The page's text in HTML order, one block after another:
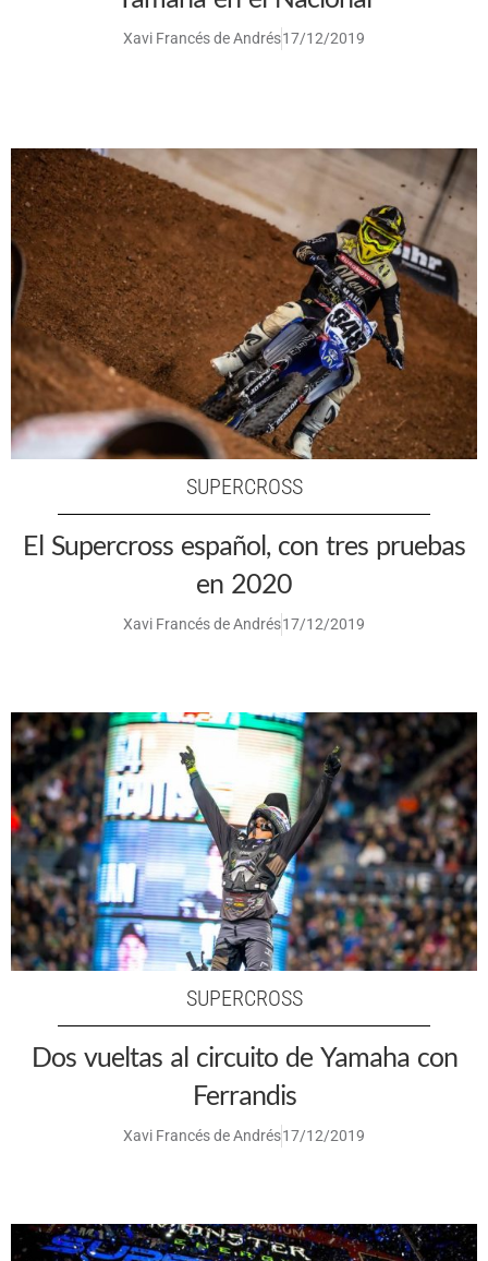
Xavi Francés de Andrés17/12/2019
SUPERCROSS
El Supercross español, con tres pruebas
en 2020
Xavi Francés de Andrés17/12/2019
SUPERCROSS
Dos vueltas al circuito de Yamaha con
Ferrandis
Xavi Francés de Andrés17/12/2019